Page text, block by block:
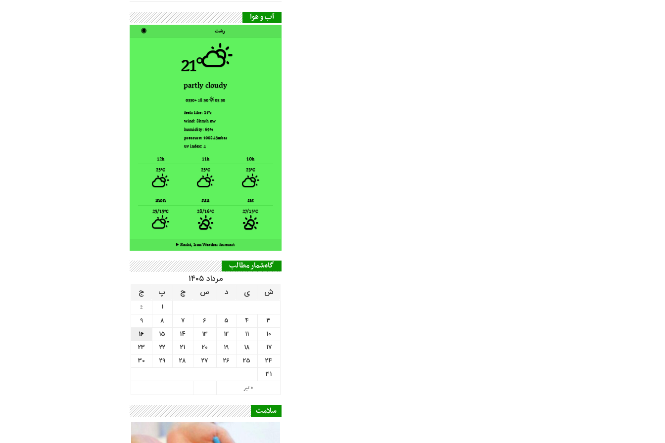
آب و هوا
رشت ◉
21°
partly cloudy
05:30
18:50 +0330
feels like: 21°c
wind: 8km/hnw
humidity: 69%
pressure: 1008.13mbar
uv index: 4
10h
11h
12h
23°C
25°C
25°C
sat
sun
mon
27/15°C
28/16°C
25/15°C
Weather forecast
Rasht, Iran ▸
گاه‌شمار مطالب
مرداد ۱۴۰۵
ش ی د س چ پ ج
« تیر
1
2
3
4
5
6
7
8
9
10
11
12
13
14
15
16
17
18
19
20
21
22
23
24
25
26
27
28
29
30
31
سلامت